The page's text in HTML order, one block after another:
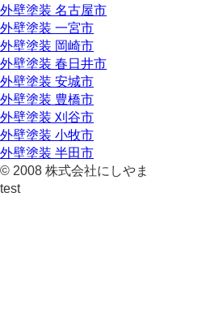
外壁塗装 名古屋市
外壁塗装 一宮市
外壁塗装 岡崎市
外壁塗装 春日井市
外壁塗装 安城市
外壁塗装 豊橋市
外壁塗装 刈谷市
外壁塗装 小牧市
外壁塗装 半田市
© 2008 株式会社にしやま
test